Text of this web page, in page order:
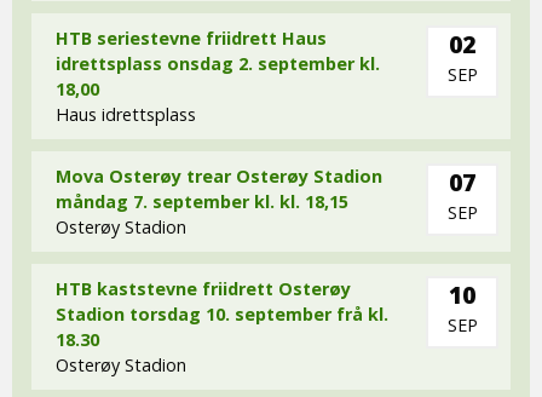
HTB seriestevne friidrett Haus
idrettsplass onsdag 2. september kl.
18,00
Haus idrettsplass
02
SEP
Mova Osterøy trear Osterøy Stadion
måndag 7. september kl. kl. 18,15
Osterøy Stadion
07
SEP
HTB kaststevne friidrett Osterøy
Stadion torsdag 10. september frå kl.
18.30
Osterøy Stadion
10
SEP